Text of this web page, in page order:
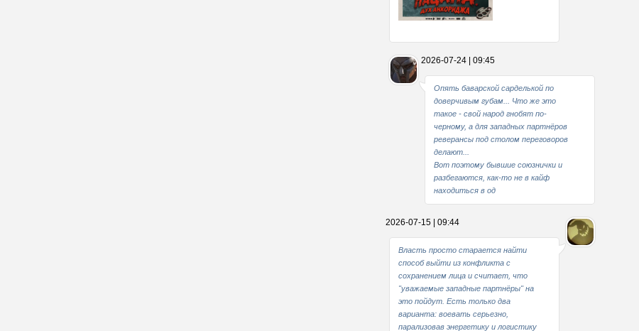
В свое время
2026-07-24 | 09:45
Опять баварской сарделькой по
доверчивым губам... Что же это
такое - свой народ гнобят по-
черному, а для западных партнёров
реверансы под столом переговоров
делают...
Вот поэтому бывшие союзнички и
разбегаются, как-то не в кайф
находиться в од
2026-07-15 | 09:44
Власть просто старается найти
способ выйти из конфликта с
сохранением лица и считает, что
"уважаемые западные партнёры" на
это пойдут. Есть только два
варианта: воевать серьезно,
парализовав энергетику и логистику